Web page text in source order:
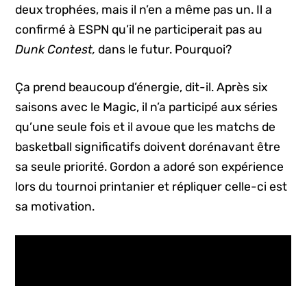
deux trophées, mais il n’en a même pas un. Il a
confirmé à ESPN qu’il ne participerait pas au
Dunk Contest,dans le futur. Pourquoi?
Ça prend beaucoup d’énergie, dit-il. Après six
saisons avec le Magic, il n’a participé aux séries
qu’une seule fois et il avoue que les matchs de
basketball significatifs doivent dorénavant être
sa seule priorité. Gordon a adoré son expérience
lors du tournoi printanier et répliquer celle-ci est
sa motivation.